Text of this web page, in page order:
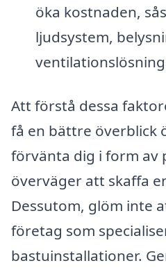
öka kostnaden,
ljudsystem,
Att förstå dessa
få en bättre överblick
förvänta dig i form av
överväger att skaffa
Dessutom, glöm inte
företag som
bastuinstallationer.